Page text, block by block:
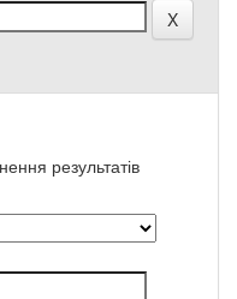
результатів